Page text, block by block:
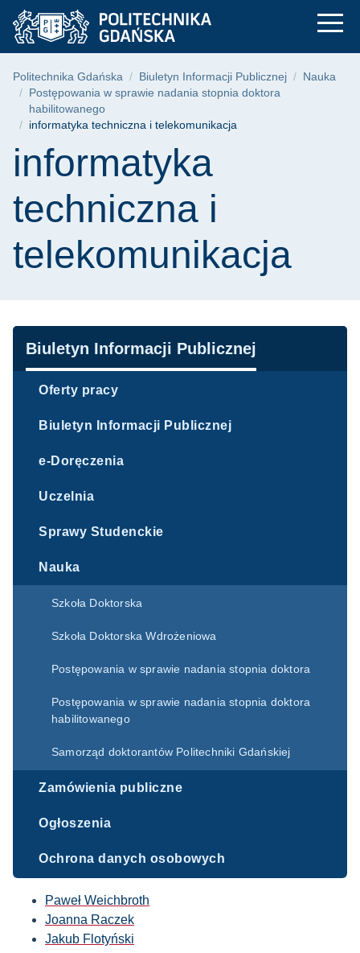
Przejdź
do
menu
Przejdź
do
wyszukiwarki
Przejdź
do
treści
informatyka
Ścieżka nawigacyjna
Politechnika Gdańska Biuletyn Informacji Publicznej
Nauka
Postępowania w sprawie nadania stopnia doktora
habilitowanego
informatyka techniczna i telekomunikacja
Treść strony
informatyka
techniczna i
telekomunikacja
Nawigacja
Biuletyn Informacji Publicznej
Oferty pracy
Biuletyn Informacji Publicznej
e-Doręczenia
Uczelnia
Sprawy Studenckie
Nauka
Szkoła Doktorska
Szkoła Doktorska Wdrożeniowa
Postępowania w sprawie nadania stopnia doktora
Postępowania w sprawie nadania stopnia doktora
habilitowanego
Samorząd doktorantów Politechniki Gdańskiej
Zamówienia publiczne
Ogłoszenia
Ochrona danych osobowych
Paweł Weichbroth
Joanna Raczek
Jakub Flotyński